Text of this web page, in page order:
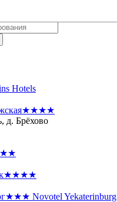
Hotels
★★★★
д. Брёхово
★★★★
★★★ Novotel Yekaterinburg